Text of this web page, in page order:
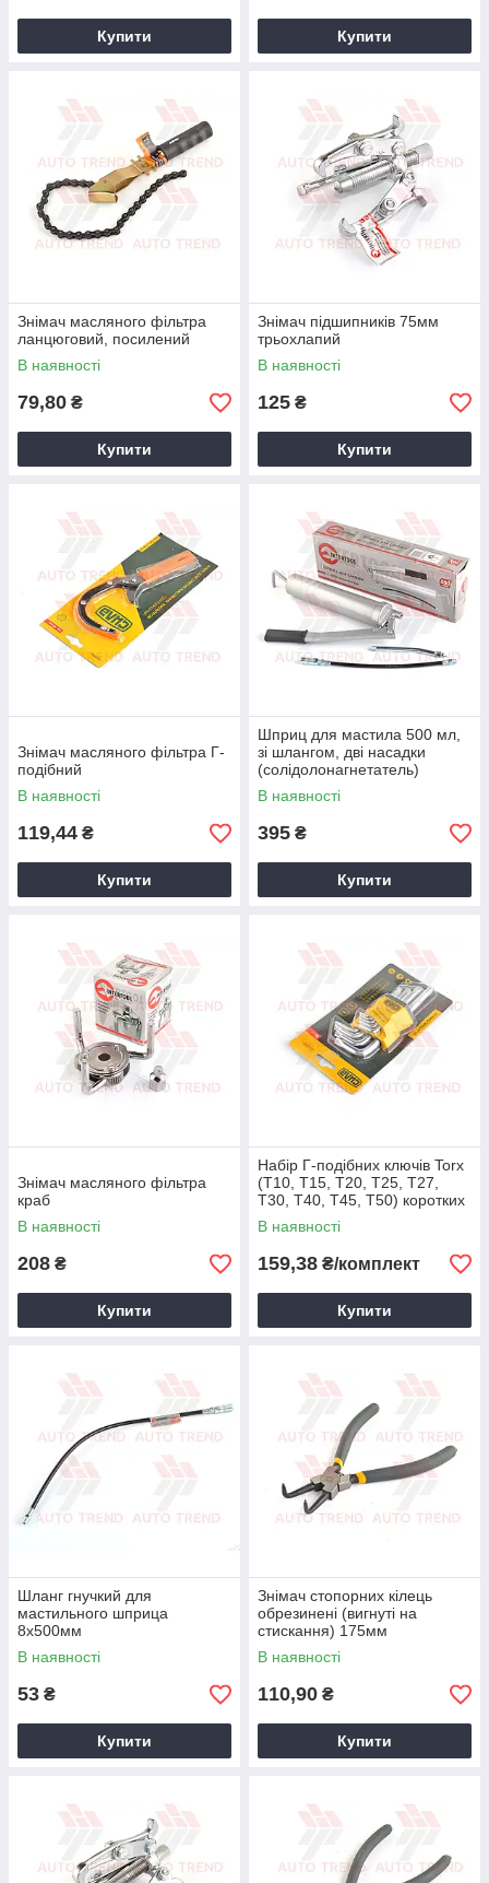
Купити Купити
Знімач масляного фільтра
ланцюговий, посилений
В наявності
79,80 ₴
Купити
Знімач підшипників 75мм
трьохлапий
В наявності
125 ₴
Купити
Знімач масляного фільтра Г-
подібний
В наявності
119,44 ₴
Купити
Шприц для мастила 500 мл,
зі шлангом, дві насадки
(солідолонагнетатель)
В наявності
395 ₴
Купити
Знімач масляного фільтра
краб
В наявності
208 ₴
Купити
Набір Г-подібних ключів Torx
(Т10, Т15, Т20, Т25, Т27,
Т30, Т40, Т45, Т50) коротких
CrV 9 шт.
В наявності
159,38 ₴/комплект
Купити
Шланг гнучкий для
мастильного шприца
8x500мм
(солідолонагнетатель)
В наявності
53 ₴
Купити
Знімач стопорних кілець
обрезинені (вигнуті на
стискання) 175мм
В наявності
110,90 ₴
Купити